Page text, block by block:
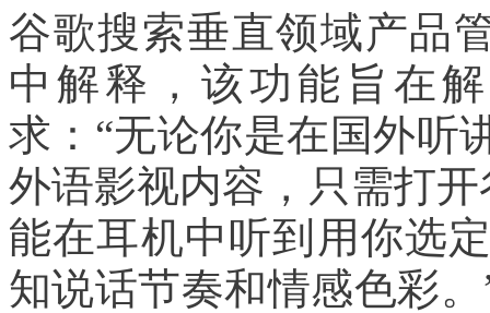
谷歌搜索垂直领域产品
中解释，该功能旨在
求：“无论你是在国外听
外语影视内容，只需打
能在耳机中听到用你选
知说话节奏和情感色彩